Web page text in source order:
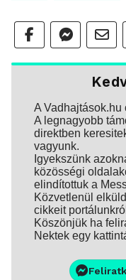
A Vadhajtások.hu
A legnagyobb
direktben
vagyunk.
Igyekszünk
közösségi
elindítottuk a
Közvetlenül
cikkeit
Köszönjük ha
Nektek egy